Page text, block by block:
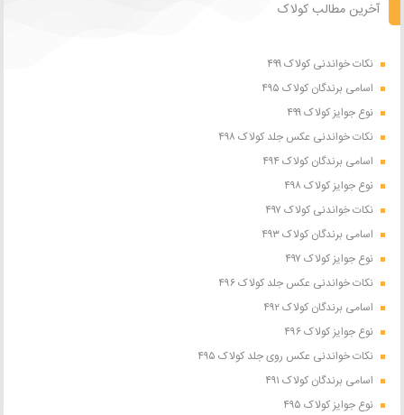
آخرین مطالب کولاک
نکات خواندنی کولاک ۴۹۹
اسامی برندگان کولاک ۴۹۵
نوع جوایز کولاک ۴۹۹
نکات خواندنی عکس جلد کولاک ۴۹۸
اسامی برندگان کولاک ۴۹۴
نوع جوایز کولاک ۴۹۸
نکات خواندنی کولاک ۴۹۷
اسامی برندگان کولاک ۴۹۳
نوع جوایز کولاک ۴۹۷
نکات خواندنی عکس جلد کولاک ۴۹۶
اسامی برندگان کولاک ۴۹۲
نوع جوایز کولاک ۴۹۶
نکات خواندنی عکس روی جلد کولاک ۴۹۵
اسامی برندگان کولاک ۴۹۱
نوع جوایز کولاک ۴۹۵